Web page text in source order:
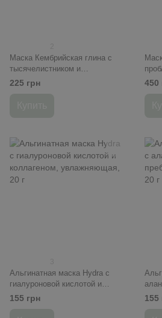
Маска Кембрийская глина с
тысячелистником и
розмарином, 40 мл
225 грн 450
Альгинатная маска Hydra с
гиалуроновой кислотой и
коллагеном, увлажняющая, 20
155 грн 155